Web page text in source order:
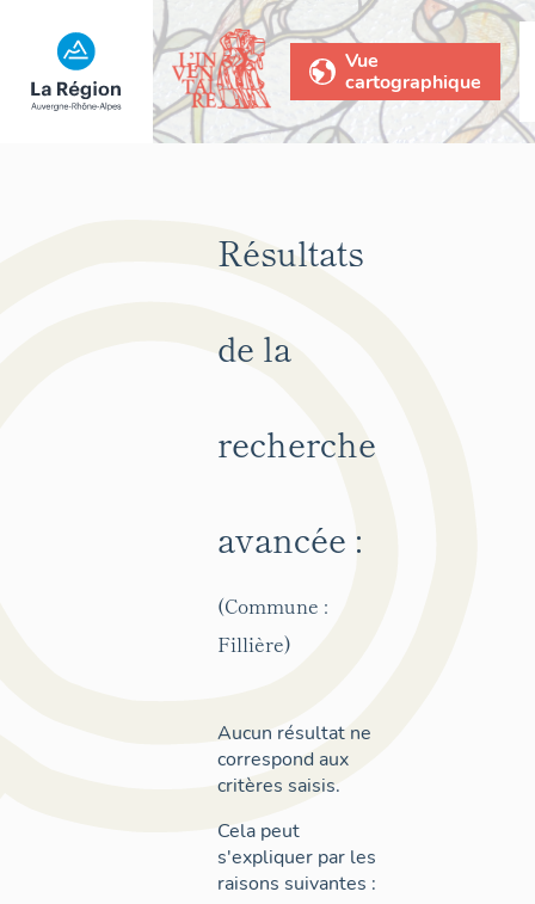
Vue
cartographique
Résultats
de la
recherche
avancée :
(Commune :
Fillière)
Aucun résultat ne
correspond aux
critères saisis.
Cela peut
s'expliquer par les
raisons suivantes :